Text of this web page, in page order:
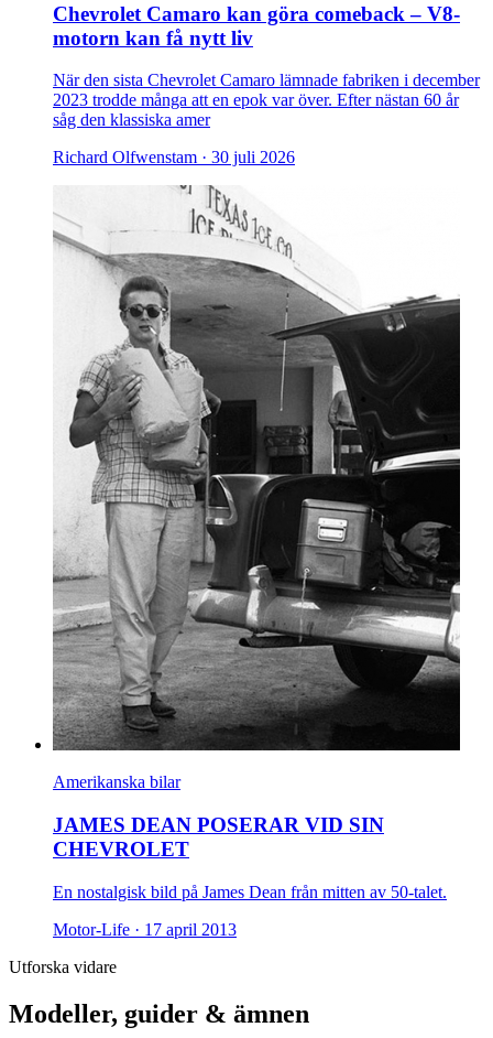
Chevrolet Camaro kan göra comeback – V8-
motorn kan få nytt liv
När den sista Chevrolet Camaro lämnade fabriken i december
2023 trodde många att en epok var över. Efter nästan 60 år
såg den klassiska amer
Richard Olfwenstam · 30 juli 2026
Amerikanska bilar
JAMES DEAN POSERAR VID SIN
CHEVROLET
En nostalgisk bild på James Dean från mitten av 50-talet.
Motor-Life · 17 april 2013
Utforska vidare
Modeller, guider & ämnen